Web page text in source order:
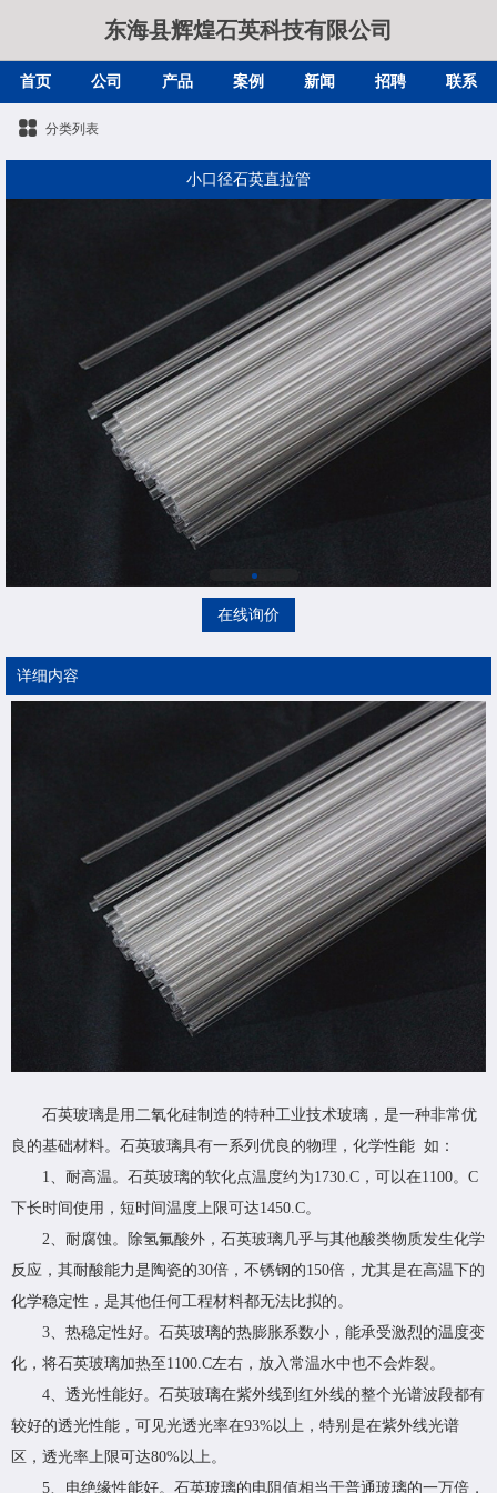
东海县辉煌石英科技有限公司
首页 公司 产品 案例 新闻 招聘 联系
分类列表
小口径石英直拉管
在线询价
详细内容
石英玻璃是用二氧化硅制造的特种工业技术玻璃，是一种非常优
良的基础材料。石英玻璃具有一系列优良的物理，化学性能 如：
1、耐高温。石英玻璃的软化点温度约为1730.C，可以在1100。C
下长时间使用，短时间温度上限可达1450.C。
2、耐腐蚀。除氢氟酸外，石英玻璃几乎与其他酸类物质发生化学
反应，其耐酸能力是陶瓷的30倍，不锈钢的150倍，尤其是在高温下的
化学稳定性，是其他任何工程材料都无法比拟的。
3、热稳定性好。石英玻璃的热膨胀系数小，能承受激烈的温度变
化，将石英玻璃加热至1100.C左右，放入常温水中也不会炸裂。
4、透光性能好。石英玻璃在紫外线到红外线的整个光谱波段都有
较好的透光性能，可见光透光率在93%以上，特别是在紫外线光谱
区，透光率上限可达80%以上。
5、电绝缘性能好。石英玻璃的电阻值相当于普通玻璃的一万倍，